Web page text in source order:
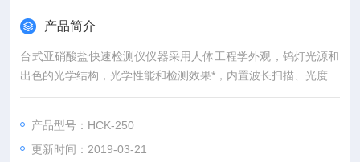
产品简介
台式亚硝酸盐快速检测仪仪器采用人体工程学外观，钨灯光源和
出色的光学结构，光学性能和检测效果*，内置波长扫描、光度测
量、曲线拟合等程序，配以大屏幕彩色液晶屏，全中文显示，测
的水质监测。
产品型号：HCK-250
更新时间：2019-03-21